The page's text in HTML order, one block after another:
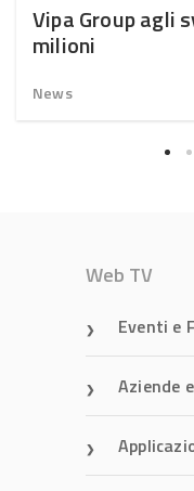
Vipa Group agli
milioni
News
Web TV
Eventi e
Aziende